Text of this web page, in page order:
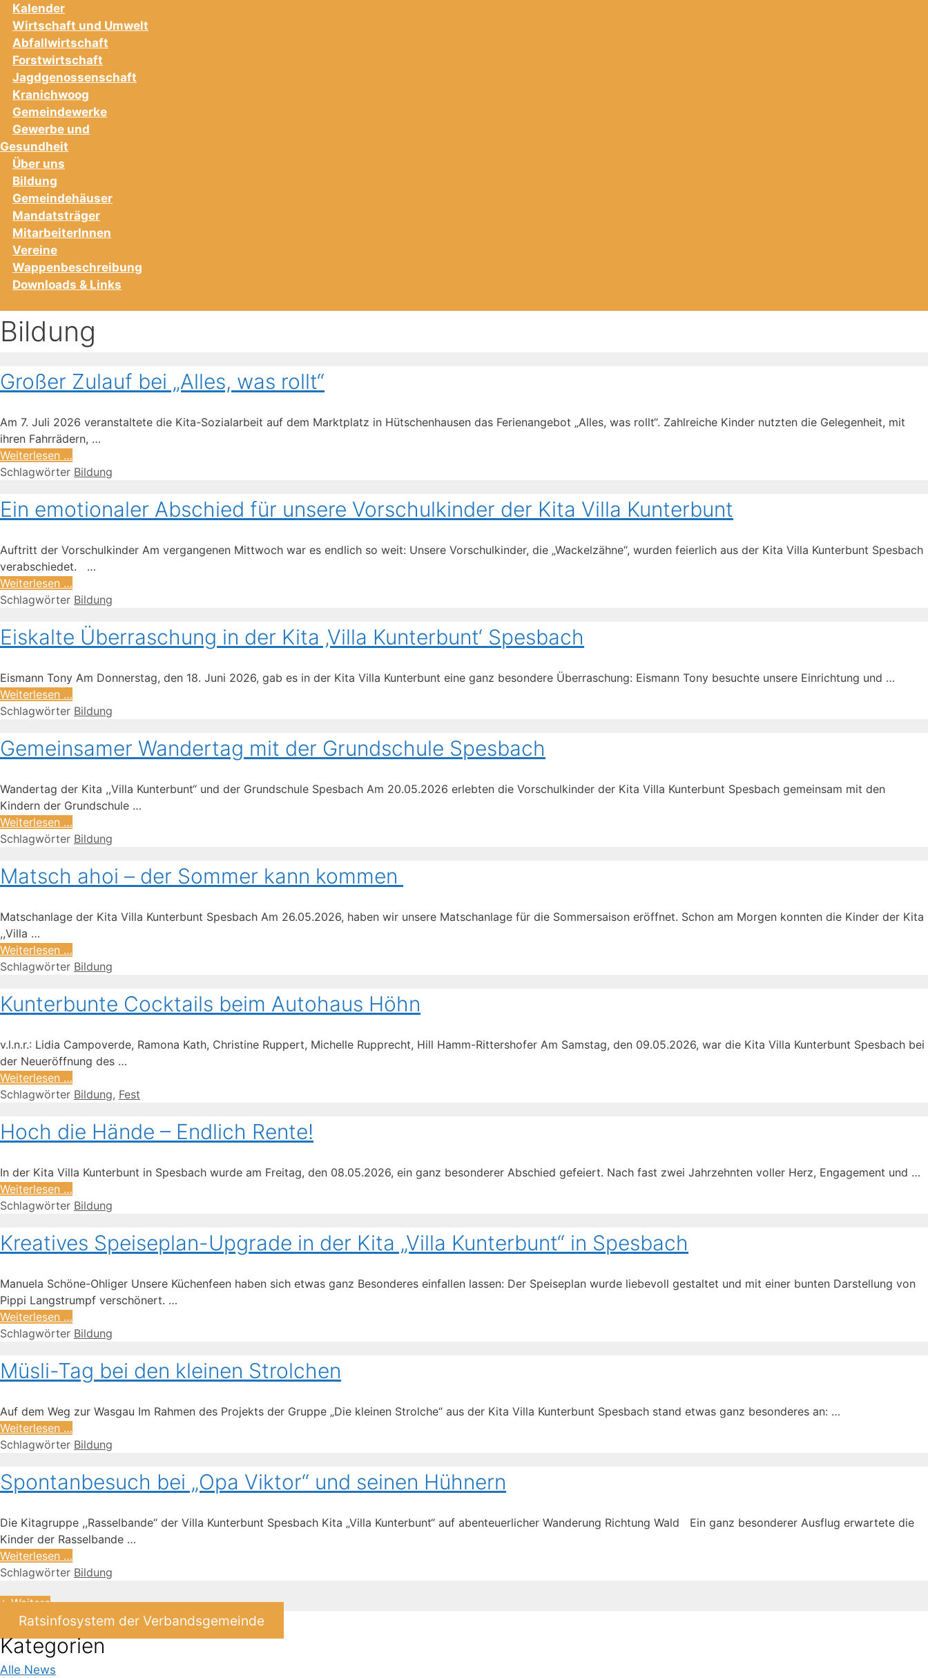
Kalender
Wirtschaft und Umwelt
Abfallwirtschaft
Forstwirtschaft
Jagdgenossenschaft
Kranichwoog
Gemeindewerke
Gewerbe und
Gesundheit
Über uns
Bildung
Gemeindehäuser
Mandatsträger
MitarbeiterInnen
Vereine
Wappenbeschreibung
Downloads & Links
Bildung
Großer Zulauf bei „Alles, was rollt“
Am 7. Juli 2026 veranstaltete die Kita-Sozialarbeit auf dem Marktplatz in Hütschenhausen das Ferienangebot „Alles, was rollt“. Zahlreiche Kinder nutzten die Gelegenheit, mit
ihren Fahrrädern, …
Weiterlesen …
Schlagwörter Bildung
Ein emotionaler Abschied für unsere Vorschulkinder der Kita Villa Kunterbunt
Auftritt der Vorschulkinder Am vergangenen Mittwoch war es endlich so weit: Unsere Vorschulkinder, die „Wackelzähne“, wurden feierlich aus der Kita Villa Kunterbunt Spesbach
verabschiedet. …
Weiterlesen …
Schlagwörter Bildung
Eiskalte Überraschung in der Kita ‚Villa Kunterbunt‘ Spesbach
Eismann Tony Am Donnerstag, den 18. Juni 2026, gab es in der Kita Villa Kunterbunt eine ganz besondere Überraschung: Eismann Tony besuchte unsere Einrichtung und …
Weiterlesen …
Schlagwörter Bildung
Gemeinsamer Wandertag mit der Grundschule Spesbach
Wandertag der Kita ,,Villa Kunterbunt“ und der Grundschule Spesbach Am 20.05.2026 erlebten die Vorschulkinder der Kita Villa Kunterbunt Spesbach gemeinsam mit den
Kindern der Grundschule …
Weiterlesen …
Schlagwörter Bildung
Matsch ahoi – der Sommer kann kommen
Matschanlage der Kita Villa Kunterbunt Spesbach Am 26.05.2026, haben wir unsere Matschanlage für die Sommersaison eröffnet. Schon am Morgen konnten die Kinder der Kita
,,Villa …
Weiterlesen …
Schlagwörter Bildung
Kunterbunte Cocktails beim Autohaus Höhn
v.l.n.r.: Lidia Campoverde, Ramona Kath, Christine Ruppert, Michelle Rupprecht, Hill Hamm-Rittershofer Am Samstag, den 09.05.2026, war die Kita Villa Kunterbunt Spesbach bei
der Neueröffnung des …
Weiterlesen …
Schlagwörter Bildung, Fest
Hoch die Hände – Endlich Rente!
In der Kita Villa Kunterbunt in Spesbach wurde am Freitag, den 08.05.2026, ein ganz besonderer Abschied gefeiert. Nach fast zwei Jahrzehnten voller Herz, Engagement und …
Weiterlesen …
Schlagwörter Bildung
Kreatives Speiseplan-Upgrade in der Kita „Villa Kunterbunt“ in Spesbach
Manuela Schöne-Ohliger Unsere Küchenfeen haben sich etwas ganz Besonderes einfallen lassen: Der Speiseplan wurde liebevoll gestaltet und mit einer bunten Darstellung von
Pippi Langstrumpf verschönert. …
Weiterlesen …
Schlagwörter Bildung
Müsli-Tag bei den kleinen Strolchen
Auf dem Weg zur Wasgau Im Rahmen des Projekts der Gruppe „Die kleinen Strolche“ aus der Kita Villa Kunterbunt Spesbach stand etwas ganz besonderes an: …
Weiterlesen …
Schlagwörter Bildung
Spontanbesuch bei „Opa Viktor“ und seinen Hühnern
Die Kitagruppe ,,Rasselbande“ der Villa Kunterbunt Spesbach Kita „Villa Kunterbunt“ auf abenteuerlicher Wanderung Richtung Wald Ein ganz besonderer Ausflug erwartete die
Kinder der Rasselbande …
Weiterlesen …
Schlagwörter Bildung
+ Weitere
Ratsinfosystem der Verbandsgemeinde
Kategorien
Alle News